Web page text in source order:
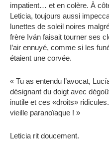
impatient… et en colère. À
Leticia, toujours aussi
lunettes de soleil noires
frère Iván faisait tourner ses
l’air ennuyé, comme si les
étaient une corvée.
« Tu as entendu l’avocat,
désignant du doigt avec
inutile et ces «droits»
vieille paranoïaque ! »
Leticia rit doucement.